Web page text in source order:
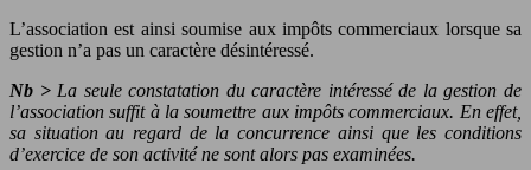
L’association est ainsi soumise aux impôts commerciaux lorsque sa
gestion n’a pas un caractère désintéressé.
Nb >La seule constatation du caractère intéressé de la gestion de
l’association suffit à la soumettre aux impôts commerciaux. En effet,
sa situation au regard de la concurrence ainsi que les conditions
d’exercice de son activité ne sont alors pas examinées.